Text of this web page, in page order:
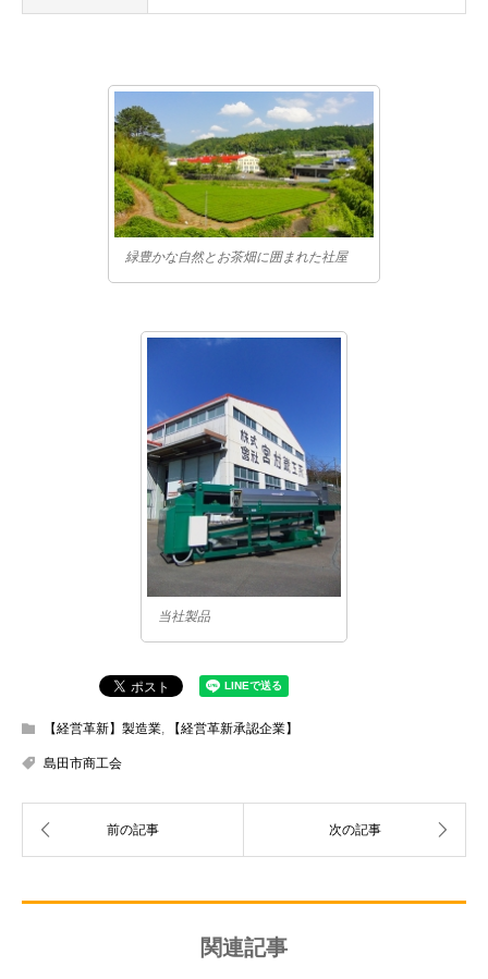
緑豊かな自然とお茶畑に囲まれた社屋
当社製品
【経営革新】製造業 【経営革新承認企業】
島田市商工会
関連記事